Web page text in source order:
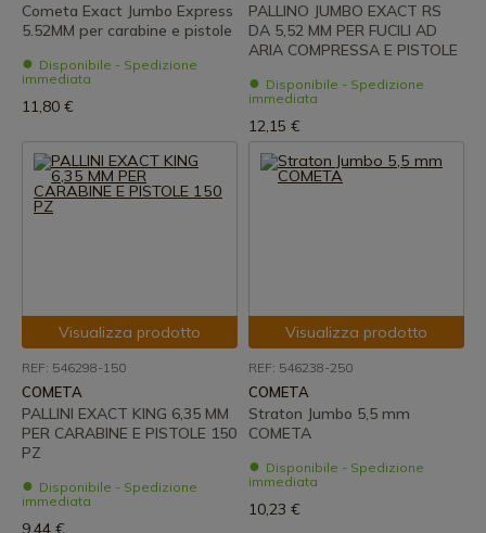
Cometa Exact Jumbo Express
5.52MM per carabine e pistole
Disponibile - Spedizione
immediata
11,80 €
PALLINO JUMBO EXACT RS
DA 5,52 MM PER FUCILI AD
ARIA COMPRESSA E PISTOLE
Disponibile - Spedizione
immediata
12,15 €
Visualizza prodotto
REF: 546298-150
COMETA
PALLINI EXACT KING 6,35 MM
PER CARABINE E PISTOLE 150
PZ
Disponibile - Spedizione
immediata
9,44 €
Visualizza prodotto
REF: 546238-250
COMETA
Straton Jumbo 5,5 mm
COMETA
Disponibile - Spedizione
immediata
10,23 €